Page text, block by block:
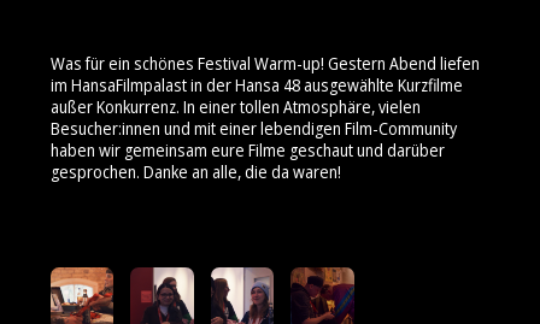
Was für ein schönes Festival Warm-up! Gestern Abend liefen
im HansaFilmpalast in der Hansa 48 ausgewählte Kurzfilme
außer Konkurrenz. In einer tollen Atmosphäre, vielen
Besucher:innen und mit einer lebendigen Film-Community
haben wir gemeinsam eure Filme geschaut und darüber
gesprochen. Danke an alle, die da waren!